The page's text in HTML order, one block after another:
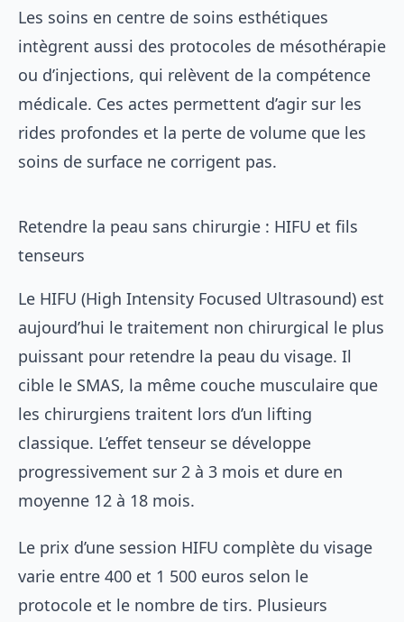
Les soins en centre de soins esthétiques
intègrent aussi des protocoles de mésothérapie
ou d’injections, qui relèvent de la compétence
médicale. Ces actes permettent d’agir sur les
rides profondes et la perte de volume que les
soins de surface ne corrigent pas.
Retendre la peau sans chirurgie : HIFU et fils
tenseurs
Le HIFU (High Intensity Focused Ultrasound) est
aujourd’hui le traitement non chirurgical le plus
puissant pour retendre la peau du visage. Il
cible le SMAS, la même couche musculaire que
les chirurgiens traitent lors d’un lifting
classique. L’effet tenseur se développe
progressivement sur 2 à 3 mois et dure en
moyenne 12 à 18 mois.
Le prix d’une session HIFU complète du visage
varie entre 400 et 1 500 euros selon le
protocole et le nombre de tirs. Plusieurs